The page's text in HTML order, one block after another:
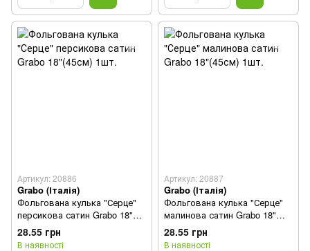
Артикул: 20886
Grabo (Італія)
Фольгована кулька "Серце"
персикова сатин Grabo 18"
(45см) 1шт.
28.55 грн
В наявності
Артикул: 20887
Grabo (Італія)
Фольгована кулька "Серце"
малинова сатин Grabo 18"
(45см) 1шт.
28.55 грн
В наявності